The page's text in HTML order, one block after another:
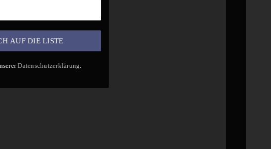
Datenschutzerklärung.